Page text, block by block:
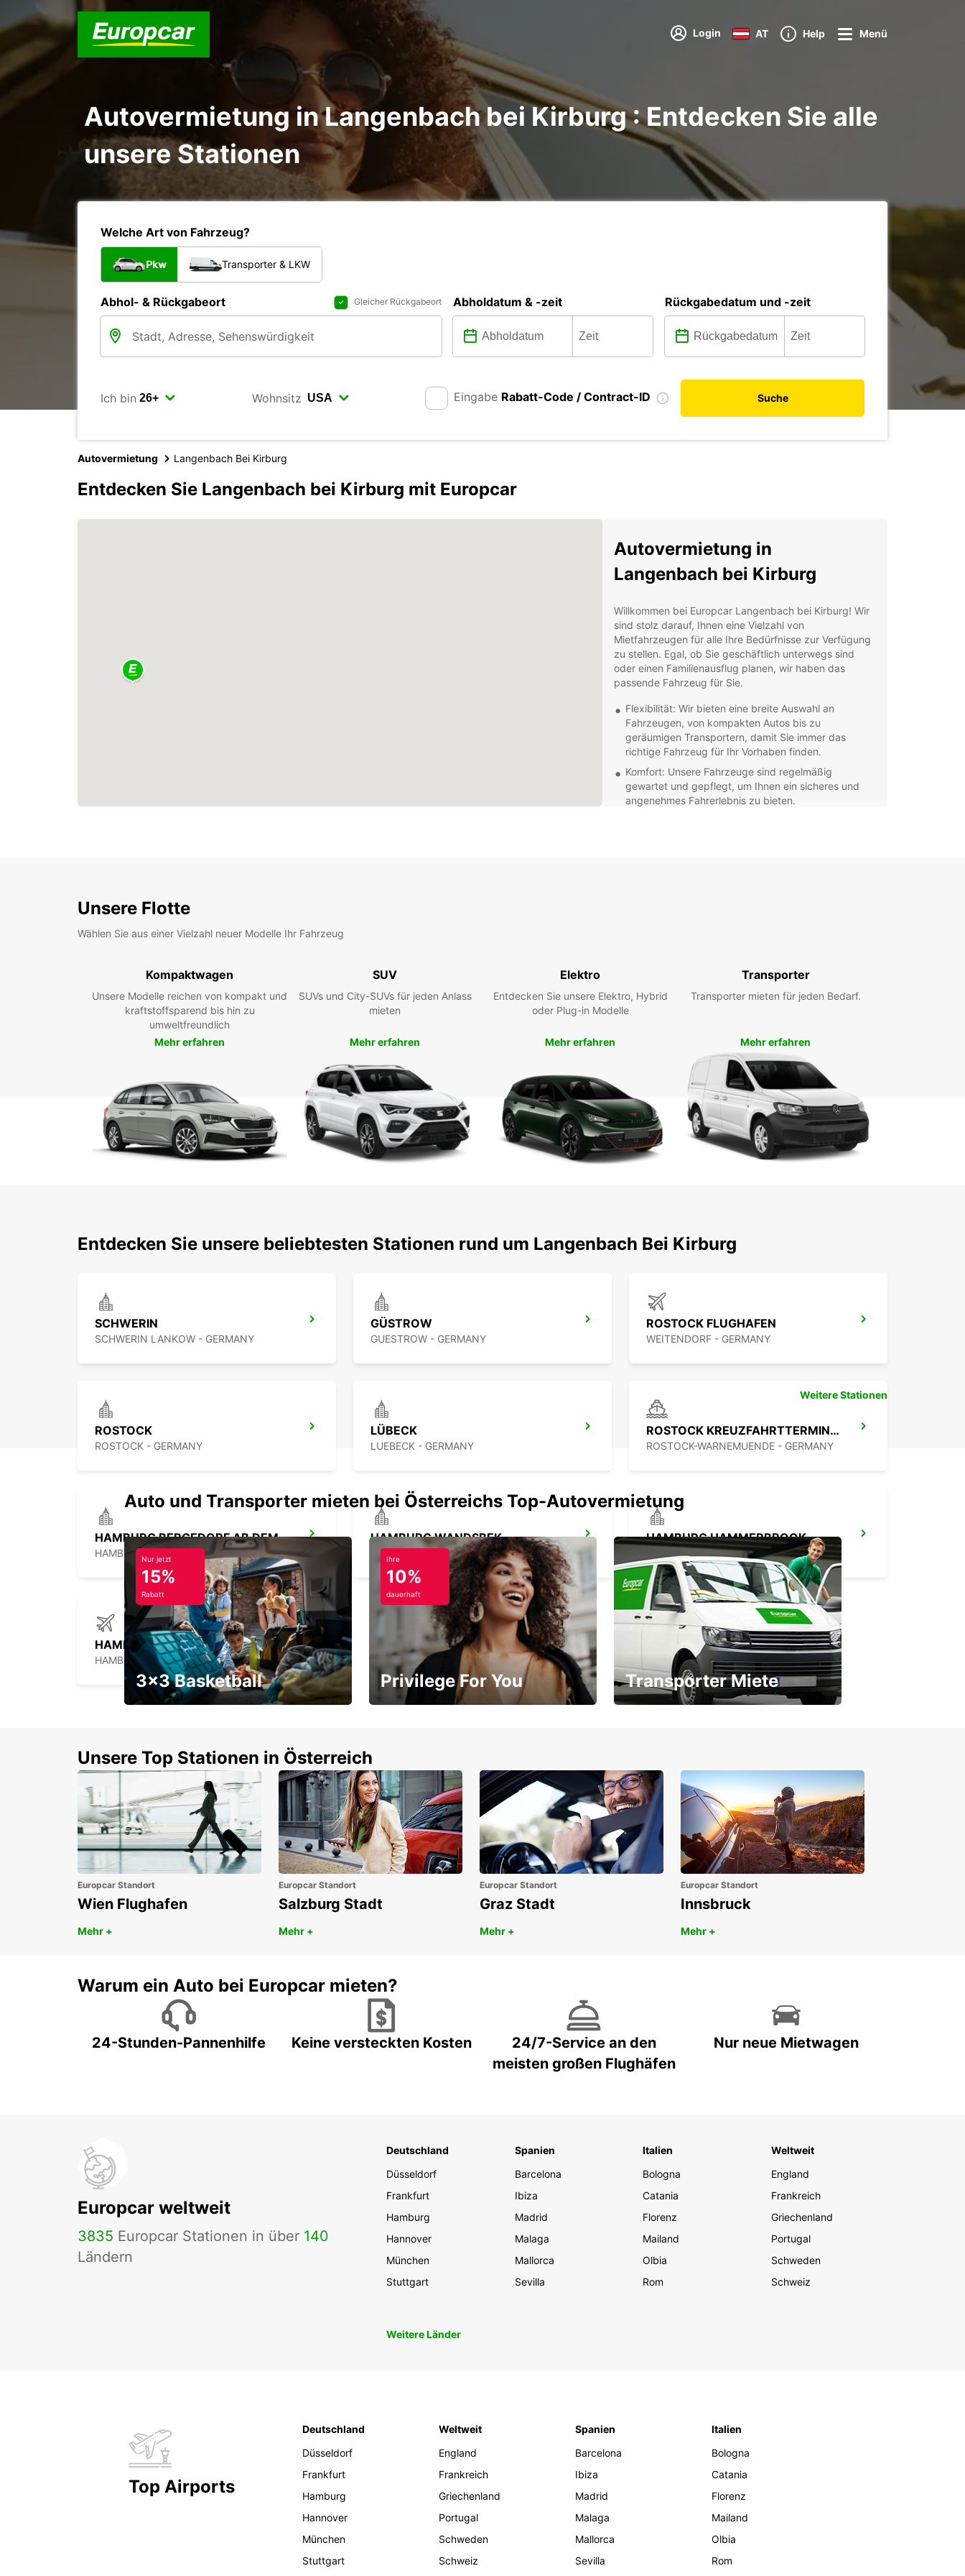
Login AT Help Menü
Autovermietung in Langenbach bei Kirburg : Entdecken Sie alle
unsere Stationen
Welche Art von Fahrzeug?
Pkw Transporter & LKW
Abhol- & Rückgabeort Gleicher Rückgabeort Abholdatum & -zeit Rückgabedatum und -zeit
Ich bin Wohnsitz Eingabe Rabatt-Code / Contract-ID Suche
Autovermietung Langenbach Bei Kirburg
Entdecken Sie Langenbach bei Kirburg mit Europcar
Autovermietung in
Langenbach bei Kirburg
Willkommen bei Europcar Langenbach bei Kirburg! Wir
sind stolz darauf, Ihnen eine Vielzahl von
Mietfahrzeugen für alle Ihre Bedürfnisse zur Verfügung
zu stellen. Egal, ob Sie geschäftlich unterwegs sind
oder einen Familienausflug planen, wir haben das
passende Fahrzeug für Sie.
Flexibilität: Wir bieten eine breite Auswahl an
Fahrzeugen, von kompakten Autos bis zu
geräumigen Transportern, damit Sie immer das
richtige Fahrzeug für Ihr Vorhaben finden.
Komfort: Unsere Fahrzeuge sind regelmäßig
gewartet und gepflegt, um Ihnen ein sicheres und
angenehmes Fahrerlebnis zu bieten.
heute und erleben Sie die Freiheit der Mobilität mit
Europcar!
Unsere Flotte
Wählen Sie aus einer Vielzahl neuer Modelle Ihr Fahrzeug
Kompaktwagen
Unsere Modelle reichen von kompakt und
kraftstoffsparend bis hin zu
umweltfreundlich
Mehr erfahren
SUV
SUVs und City-SUVs für jeden Anlass
mieten
Mehr erfahren
Elektro
Entdecken Sie unsere Elektro, Hybrid
oder Plug-in Modelle
Mehr erfahren
Transporter
Transporter mieten für jeden Bedarf.
Mehr erfahren
Entdecken Sie unsere beliebtesten Stationen rund um Langenbach Bei Kirburg
SCHWERIN
SCHWERIN LANKOW - GERMANY
GÜSTROW
GUESTROW - GERMANY
ROSTOCK FLUGHAFEN
WEITENDORF - GERMANY
ROSTOCK
ROSTOCK - GERMANY
LÜBECK
LUEBECK - GERMANY
ROSTOCK KREUZFAHRTTERMINAL WARNEMÜNDE
ROSTOCK-WARNEMUENDE - GERMANY
HAMBURG BERGEDORF AB DEM 01.10.26
HAMBURG - GERMANY
HAMBURG WANDSBEK
HAMBURG - GERMANY
HAMBURG HAMMERBROOK
HAMBURG - GERMANY
HAMBURG FLUGHAFEN
HAMBURG - GERMANY
Weitere Stationen
Auto und Transporter mieten bei Österreichs Top-Autovermietung
Nur jetzt
15%
Rabatt
3x3 Basketball
Ihre
10%
dauerhaft
Privilege For You Transporter Miete
Unsere Top Stationen in Österreich
Europcar Standort
Wien Flughafen
Mehr +
Europcar Standort
Salzburg Stadt
Mehr +
Europcar Standort
Graz Stadt
Mehr +
Europcar Standort
Innsbruck
Mehr +
Warum ein Auto bei Europcar mieten?
24-Stunden-Pannenhilfe Keine versteckten Kosten
24/7-Service an den
meisten großen Flughäfen
Nur neue Mietwagen
Europcar weltweit
3835 Europcar Stationen in über 140
Ländern
Deutschland
Düsseldorf
Frankfurt
Hamburg
Hannover
München
Stuttgart
Spanien
Barcelona
Ibiza
Madrid
Malaga
Mallorca
Sevilla
Italien
Bologna
Catania
Florenz
Mailand
Olbia
Rom
Weltweit
England
Frankreich
Griechenland
Portugal
Schweden
Schweiz
Weitere Länder
Top Airports
Deutschland
Düsseldorf
Frankfurt
Hamburg
Hannover
München
Stuttgart
Weltweit
England
Frankreich
Griechenland
Portugal
Schweden
Schweiz
Spanien
Barcelona
Ibiza
Madrid
Malaga
Mallorca
Sevilla
Italien
Bologna
Catania
Florenz
Mailand
Olbia
Rom